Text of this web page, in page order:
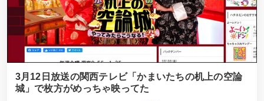
3月12日放送の関西テレビ「かまいたちの机上の空論
城」で枚方がめっちゃ映ってた